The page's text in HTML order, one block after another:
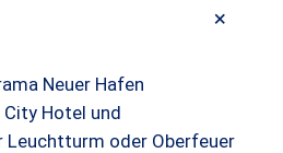
+
Neuer Hafen
Hotel und
oder Oberfeuer